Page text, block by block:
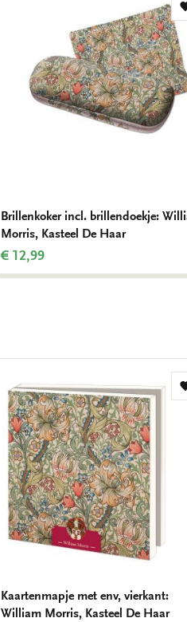
Brillenkoker incl. brillendoekje:
Morris, Kasteel De Haar
€ 12,99
Kaartenmapje met env, vierkant:
William Morris, Kasteel De Haar